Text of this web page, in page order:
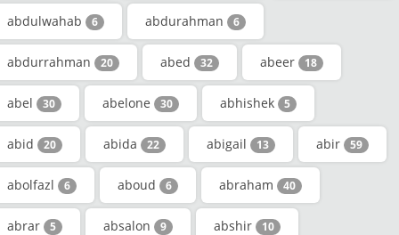
abdulwahab 6 abdurahman 6
abdurrahman 20 abed 32 abeer 18
abel 30 abelone 30 abhishek 5
abid 20 abida 22 abigail 13 abir 59
abolfazl 6 aboud 6 abraham 40
abrar 5 absalon 9 abshir 10